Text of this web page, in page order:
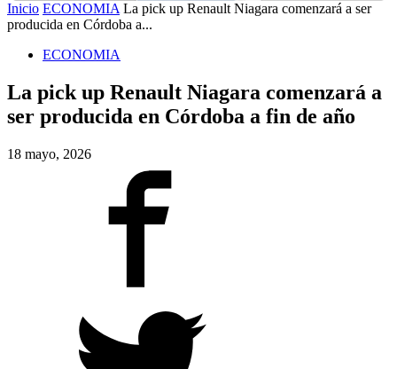
Inicio ECONOMIA La pick up Renault Niagara comenzará a ser
producida en Córdoba a...
ECONOMIA
La pick up Renault Niagara comenzará a
ser producida en Córdoba a fin de año
18 mayo, 2026